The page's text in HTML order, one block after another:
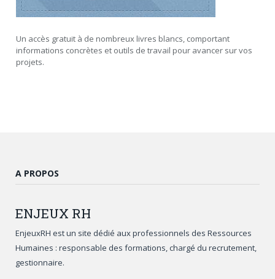
Un accès gratuit à de nombreux livres blancs, comportant
informations concrètes et outils de travail pour avancer sur vos
projets.
A PROPOS
ENJEUX RH
EnjeuxRH est un site dédié aux professionnels des Ressources
Humaines : responsable des formations, chargé du recrutement,
gestionnaire.